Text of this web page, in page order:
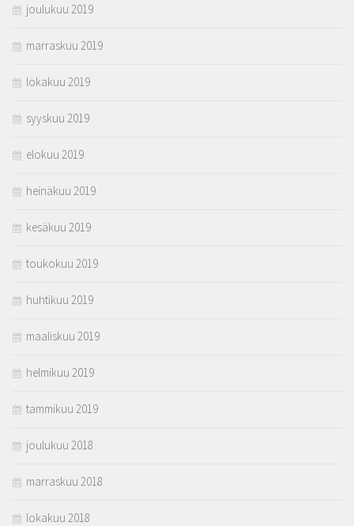
joulukuu 2019
marraskuu 2019
lokakuu 2019
syyskuu 2019
elokuu 2019
heinäkuu 2019
kesäkuu 2019
toukokuu 2019
huhtikuu 2019
maaliskuu 2019
helmikuu 2019
tammikuu 2019
joulukuu 2018
marraskuu 2018
lokakuu 2018